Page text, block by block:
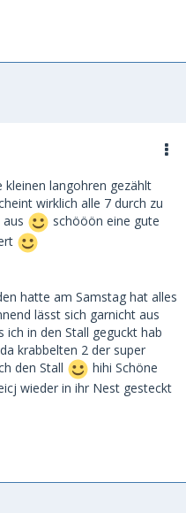
kleinen langohren gezählt
wirklich alle 7 durch zu
schööön eine gute
hatte am Samstag hat alles
lässt sich garnicht aus
in den Stall geguckt hab
krabbelten 2 der super
den Stall
hihi Schöne
wieder in ihr Nest gesteckt